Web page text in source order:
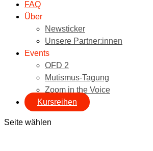
FAQ
Über
Newsticker
Unsere Partner:innen
Events
OFD 2
Mutismus-Tagung
Zoom in the Voice
Kursreihen
Seite wählen